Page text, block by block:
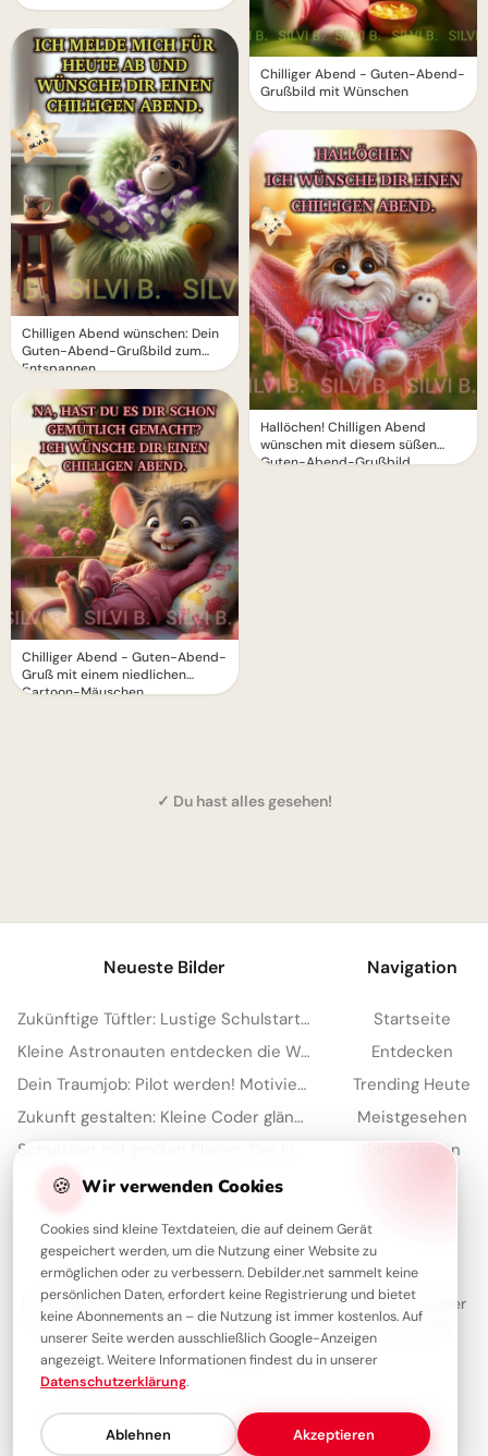
Chilligen Abend wünschen: Dein
Guten-Abend-Grußbild zum
Entspannen
Chilliger Abend - Guten-Abend-
Gruß mit einem niedlichen
Cartoon-Mäuschen
Chilliger Abend - Guten-Abend-
Grußbild mit Wünschen
Hallöchen! Chilligen Abend
wünschen mit diesem süßen
Guten-Abend-Grußbild
✓ Du hast alles gesehen!
🍪 Wir verwenden Cookies
Cookies sind kleine Textdateien, die auf deinem Gerät
gespeichert werden, um die Nutzung einer Website zu
ermöglichen oder zu verbessern. Debilder.net sammelt keine
persönlichen Daten, erfordert keine Registrierung und bietet
keine Abonnements an – die Nutzung ist immer kostenlos. Auf
unserer Seite werden ausschließlich Google-Anzeigen
angezeigt. Weitere Informationen findest du in unserer
Datenschutzerklärung.
Ablehnen Akzeptieren
Neueste Bilder
Zukünftige Tüftler: Lustige Schulstart-Grüße für Facebook
Kleine Astronauten entdecken die Welt: Schulstart-Bilder für YouTube
Dein Traumjob: Pilot werden! Motivierende Bilder für YouTube
Zukunft gestalten: Kleine Coder glänzen für Instagram
Navigation
Startseite
Entdecken
Trending Heute
Meistgesehen
Sammlungen
Über Debilder
Debilder ist deine Plattform für die schönsten Grüße und Bilder
zum Teilen. Entdecke unsere Sammlung und verschenke ein
Lächeln!
Über unsKontaktRedaktionImpressumDatenschutzerklärung